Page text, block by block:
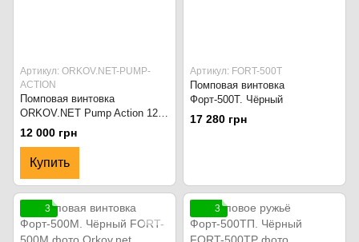
Артикул: ORKOV.NET-PUMP-
ACTION
Помповая винтовка
ORKOV.NET Pump Action 12
калибра со стволом 18,5
дюймов. Чёрный
12 000 грн
Купить
Артикул: FORT-500Т
Помповая винтовка
Форт-500Т. Чёрный
17 280 грн
3 3